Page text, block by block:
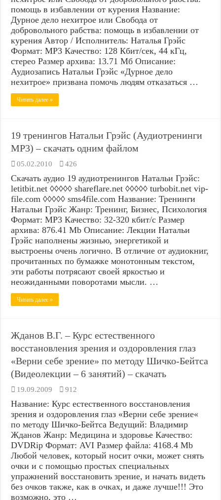
помощь в избавлении от курения Название:
Дурное дело нехитрое или Свобода от
добровольного рабства: помощь в избавлении от
курения Автор / Исполнитель: Наталья Грэйс
Формат: MP3 Качество: 128 Кбит/сек, 44 кГц,
стерео Размер архива: 13.71 Мб Описание:
Аудиозапись Натальи Грэйс «Дурное дело
нехитрое» призвана помочь людям отказаться …
Читать далее »
19 тренингов Натальи Грэйс (Аудиотренинги
MP3) – скачать одним файлом
05.02.2010 426
Скачать аудио 19 аудиотренингов Натальи Грэйс:
letitbit.net ◊◊◊◊◊ shareflare.net ◊◊◊◊◊ turbobit.net vip-
file.com ◊◊◊◊◊ sms4file.com Название: Тренинги
Натальи Грэйс Жанр: Тренинг, Бизнес, Психология
Формат: MP3 Качество: 32-320 кбит/с Размер
архива: 876.41 Mb Описание: Лекции Натальи
Грэйс наполнены жизнью, энергетикой и
выстроены очень логично. В отличие от аудиокниг,
прочитанных по бумажке монотонным текстом,
эти работы потрясают своей яркостью и
неожиданными поворотами мысли. …
Читать далее »
Жданов В.Г. – Курс естественного
восстановления зрения и оздоровления глаз
«Верни себе зрение» по методу Шичко-Бейтса
(Видеолекции – 6 занятий) – скачать
19.09.2009 912
Название: Курс естественного восстановления
зрения и оздоровления глаз «Верни себе зрение«
по методу Шичко-Бейтса Ведущий: Владимир
Жданов Жанр: Медицина и здоровье Качество:
DVDRip Формат: AVI Размер файла: 4168.4 Mb
Любой человек, который носит очки, может снять
очки и с помощью простых специальных
упражнений восстановить зрение, и начать видеть
без очков также, как в очках, и даже лучше!!! Это
возможно, это …